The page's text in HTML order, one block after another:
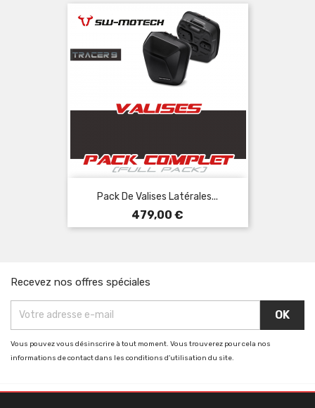
Pack De Valises Latérales...
Prix
479,00 €
Recevez nos offres spéciales
Vous pouvez vous désinscrire à tout moment. Vous trouverez pour cela nos
informations de contact dans les conditions d'utilisation du site.